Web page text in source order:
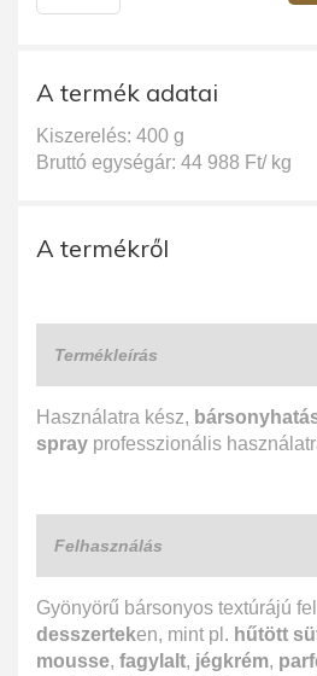
A termék adatai
Kiszerelés: 400 g
Bruttó egységár: 44 988 Ft/ kg
A termékről
Termékleírás
Használatra kész,
spray professzionális
Felhasználás
Gyönyörű bársonyos textúrájú
desszerteken, mint pl. hűtött
mousse, fagylalt, jégkrém,